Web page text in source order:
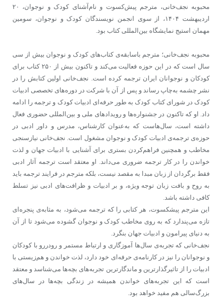
محبوبه نجف‌خانی، مترجم پیش‌کسوت و نام‌آشنای کودک و نوجوان، ۲۰
اردیبهشت ۱۴۰۴، از سوی انجمن نویسندگان کودک و نوجوان، سومین
مهمان استیج نمایشگاه بین‌المللی کتاب بود.
محبوبه نجف‌خانی؛ مترجم باسابقه‌ی کتاب‌های کودک و نوجوان بیش از سی
سال است که در این حوزه فعالیت می‌کند و تاکنون بیش از ۲۵۰ کتاب برای
کودکان و نوجوانان ایران ترجمه کرده است. نجف‌خانی اولین کتابش را در
نشر چشمه به‌چاپ رساند و پس از آن با شرکت در دوره‌های تخصصی ادبیات
کودک در شورای کتاب کودک به طور حرفه‌ای ادبیات کودک و ترجمه را ادامه
داد. او که تاکنون در جشنواره‌ها و رویدادهای ملی و بین‌المللی حضوری فعال
داشته است، سال‌هاست که به‌عنوان کارشناس،‌ مدرس و داور ادبی در
حوزه‌ی ترجمه‌ی ادبیات کودک و نوجوان مشغول است. نجف‌خانی نیازسنجی
مخاطب و همچنین فراهم‌کردن بستری برای آشنایی با ادبیات جهان و لذت
خواندن را در کار ترجمه ضروری می‌داند. او معتقد است ترجمه آثار ادبی
فقط برگردان از زبان مبدا به مقصد نیست، بلکه مترجم در فرایند ترجمه باید
به روح و بافت زبان توجه ویژه، و بر ادبیات و ظرافت‌های ادبی نیز تسلط
کافی داشته باشد.
این مترجم پیشکسوت، هر کتابی را که ترجمه می‌شود، به مثابه‌ی پنجره‌ای
تازه می‌پندارد که به روی مخاطب کودک و نوجوان گشوده می‌شود تا از آن
به دنیای پیرامون و ادبیات جهان بنگرد.
نجف‌خانی که تجربه‌ی سال‌ها آموزگاری و ارتباط مستمر و رودررو با کودکان
و نوجوانان را نیز در کارنامه‌ی حرفه‌ای خود دارد، لذت خواندن و هم‌زیستی با
ادبیات را از تاثیرگذارترین و ماندگارترین تجربه‌های بچه‌ها می‌شناسد و معتقد
است که این تجربه‌های خواندن همیشه در زندگی بچه‌ها در سال‌های
بزرگ‌سالی هم مفید خواهد بود.